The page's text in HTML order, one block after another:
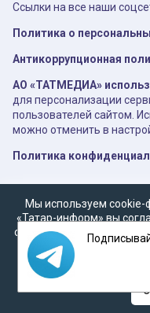
Ссылки на все наши
Политика о
Антикоррупционная
АО «ТАТМЕДИА»
для персонализации
пользователей сайтом.
можно отменить в
Политика
Мы используем
«Татар-информ» вы
cookie в соответствии с
наобработку
персональных данных